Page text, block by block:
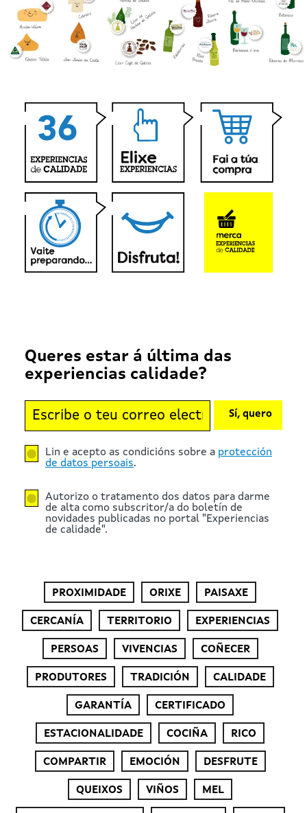
Queres estar á última das
experiencias calidade?
Lin e acepto as condicións sobre a protección
de datos persoais.
Autorizo o tratamento dos datos para darme
de alta como subscritor/a do boletín de
novidades publicadas no portal "Experiencias
de calidade".
Sí, quero
PROXIMIDADE ORIXE PAISAXE
CERCANÍA TERRITORIO EXPERIENCIAS
PERSOAS VIVENCIAS COÑECER
PRODUTORES TRADICIÓN CALIDADE
GARANTÍA CERTIFICADO
ESTACIONALIDADE COCIÑA RICO
COMPARTIR EMOCIÓN DESFRUTE
QUEIXOS VIÑOS MEL